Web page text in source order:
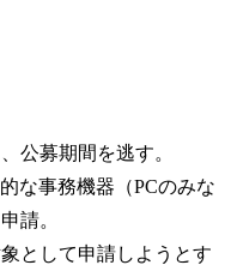
公募期間を逃す。
な事務機器（PCのみな
請。
として申請しようとす